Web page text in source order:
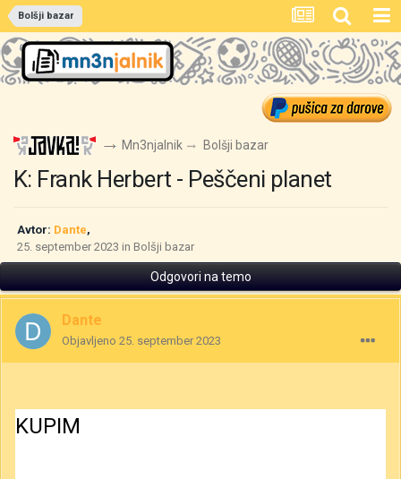
Bolšji bazar
Mn3njalnik Bolšji bazar
K: Frank Herbert - Peščeni planet
Avtor: Dante,
25. september 2023 in Bolšji bazar
Odgovori na temo
Dante
Objavljeno 25. september 2023
KUPIM